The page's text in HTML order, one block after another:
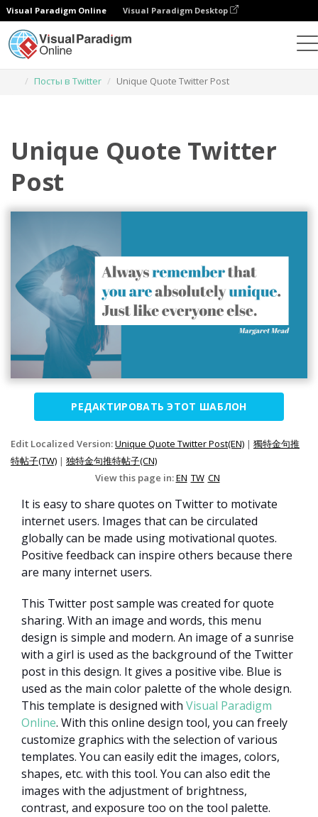
Visual Paradigm Online Visual Paradigm Desktop
Посты в Twitter
Unique Quote Twitter Post
Unique Quote Twitter
Post
РЕДАКТИРОВАТЬ ЭТОТ ШАБЛОН
Edit Localized Version:Unique Quote Twitter Post(EN) | 獨特金句推
特帖子(TW) | 独特金句推特帖子(CN)
View this page in:EN TW CN
It is easy to share quotes on Twitter to motivate
internet users. Images that can be circulated
globally can be made using motivational quotes.
Positive feedback can inspire others because there
are many internet users.
This Twitter post sample was created for quote
sharing. With an image and words, this menu
design is simple and modern. An image of a sunrise
with a girl is used as the background of the Twitter
post in this design. It gives a positive vibe. Blue is
used as the main color palette of the whole design.
This template is designed with Visual Paradigm
Online. With this online design tool, you can freely
customize graphics with the selection of various
templates. You can easily edit the images, colors,
shapes, etc. with this tool. You can also edit the
images with the adjustment of brightness,
contrast, and exposure too on the tool palette.